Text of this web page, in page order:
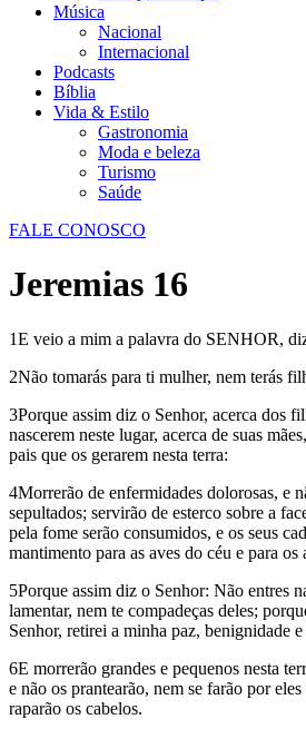
Música
Nacional
Internacional
Podcasts
Bíblia
Vida & Estilo
Gastronomia
Moda e beleza
Turismo
Saúde
FALE CONOSCO
Jeremias 16
1E veio a mim a palavra do SENHOR,
2Não tomarás para ti mulher, nem terás
3Porque assim diz o Senhor, acerca dos
nascerem neste lugar, acerca de suas
pais que os gerarem nesta terra:
4Morrerão de enfermidades dolorosas, e
sepultados; servirão de esterco sobre a
pela fome serão consumidos, e os seus
mantimento para as aves do céu e para os
5Porque assim diz o Senhor: Não entres
lamentar, nem te compadeças deles;
Senhor, retirei a minha paz, benignidade
6E morrerão grandes e pequenos nesta
e não os prantearão, nem se farão por
raparão os cabelos.